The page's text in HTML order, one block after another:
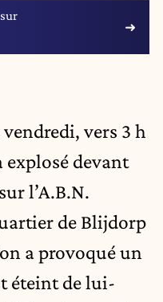
vers 3 h
devant
l’A.B.N.
de Blijdorp
a provoqué un
éteint de lui-